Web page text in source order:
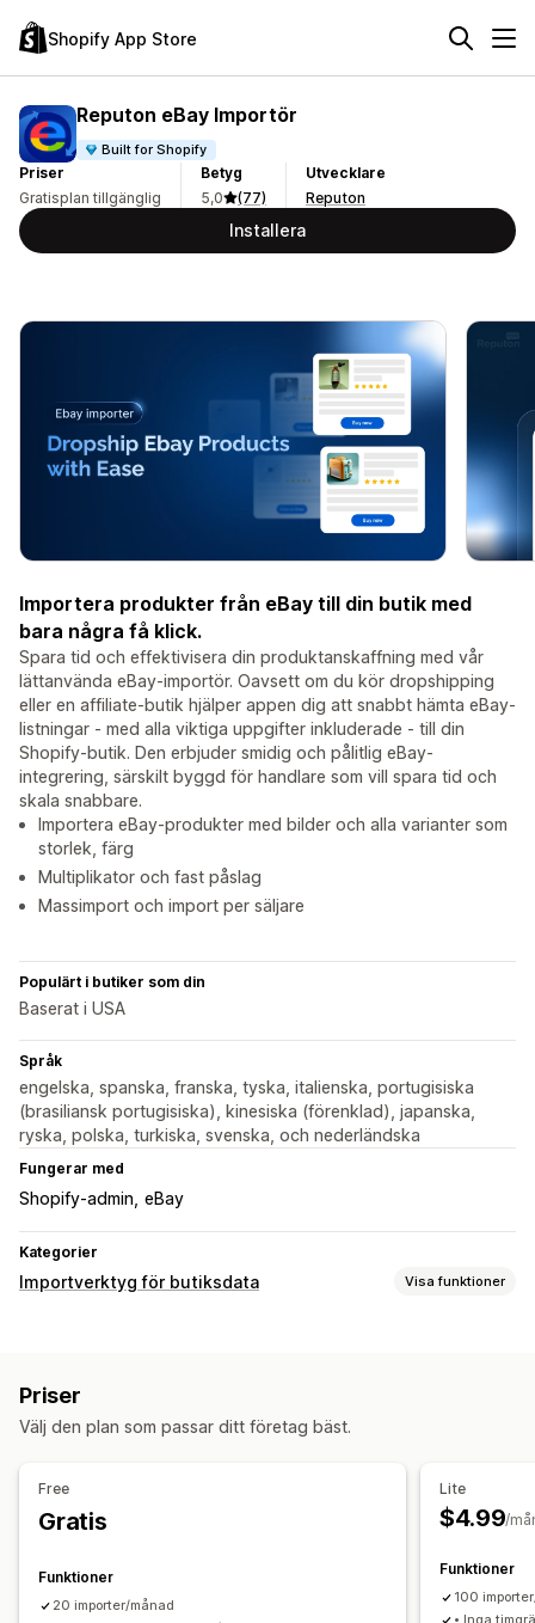
Shopify App Store
Reputon eBay Importör
Built for Shopify
Priser
Gratisplan tillgänglig
Betyg
5,0
(77)
Utvecklare
Reputon
Installera
Importera produkter från eBay till din butik med
bara några få klick.
Spara tid och effektivisera din produktanskaffning med vår
lättanvända eBay-importör. Oavsett om du kör dropshipping
eller en affiliate-butik hjälper appen dig att snabbt hämta eBay-
listningar - med alla viktiga uppgifter inkluderade - till din
Shopify-butik. Den erbjuder smidig och pålitlig eBay-
integrering, särskilt byggd för handlare som vill spara tid och
skala snabbare.
Importera eBay-produkter med bilder och alla varianter som
storlek, färg
Multiplikator och fast påslag
Massimport och import per säljare
Populärt i butiker som din
Baserat i USA
Språk
engelska, spanska, franska, tyska, italienska, portugisiska
(brasiliansk portugisiska), kinesiska (förenklad), japanska,
ryska, polska, turkiska, svenska, och nederländska
Fungerar med
Shopify-admin eBay
Kategorier
Importverktyg för butiksdata Visa funktioner
Priser
Välj den plan som passar ditt företag bäst.
Free
Gratis
Funktioner
20 importer/månad
Lite
$4.99/
Funktioner
100